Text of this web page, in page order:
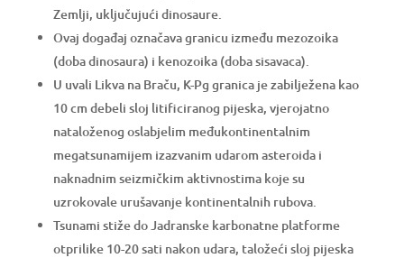
Zemlji, uključujući dinosaure.
Ovaj događaj označava granicu između mezozoika
(doba dinosaura) i kenozoika (doba sisavaca).
U uvali Likva na Braču, K-Pg granica je zabilježena kao
10 cm debeli sloj litificiranog pijeska, vjerojatno
nataloženog oslabjelim međukontinentalnim
megatsunamijem izazvanim udarom asteroida i
naknadnim seizmičkim aktivnostima koje su
uzrokovale urušavanje kontinentalnih rubova.
Tsunami stiže do Jadranske karbonatne platforme
otprilike 10-20 sati nakon udara, taložeći sloj pijeska